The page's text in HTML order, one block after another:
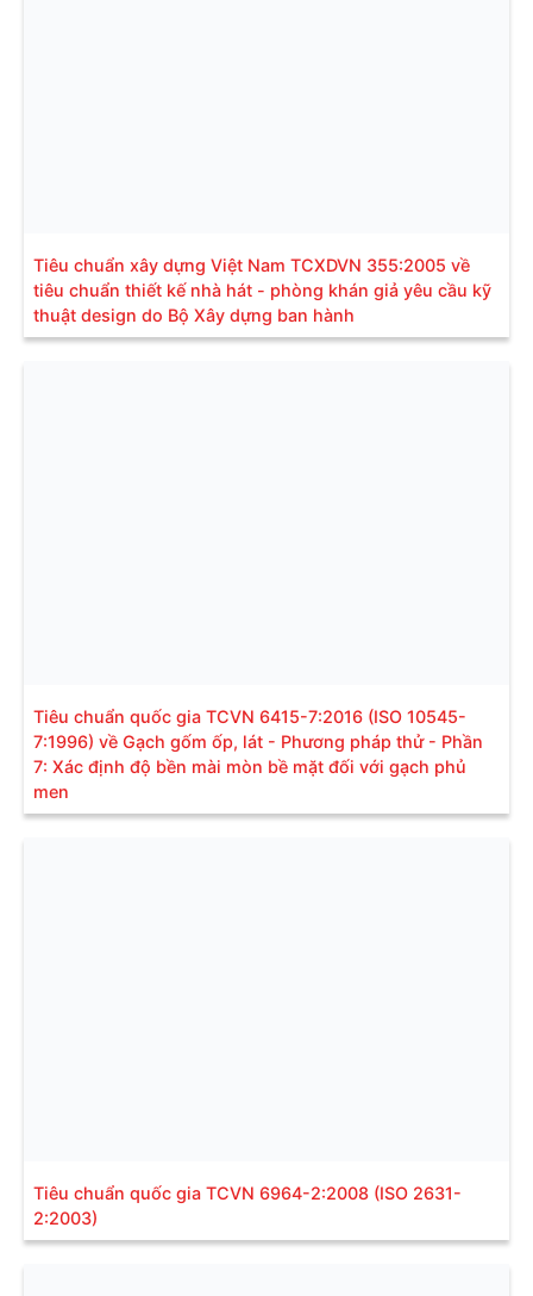
Tiêu chuẩn xây dựng Việt Nam TCXDVN 355:2005 về
tiêu chuẩn thiết kế nhà hát - phòng khán giả yêu cầu kỹ
thuật design do Bộ Xây dựng ban hành
Tiêu chuẩn quốc gia TCVN 6415-7:2016 (ISO 10545-
7:1996) về Gạch gốm ốp, lát - Phương pháp thử - Phần
7: Xác định độ bền mài mòn bề mặt đối với gạch phủ
men
Tiêu chuẩn quốc gia TCVN 6964-2:2008 (ISO 2631-
2:2003)